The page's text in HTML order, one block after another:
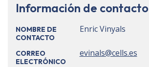
Información de contacto
NOMBRE DE
CONTACTO
Enric Vinyals
CORREO
ELECTRÓNICO
evinals@cells.es